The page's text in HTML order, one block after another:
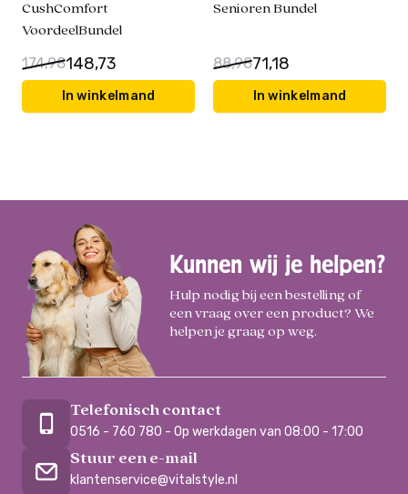
CushComfort
VoordeelBundel
174,98148,73
In winkelmand
Senioren Bundel
88,9871,18
In winkelmand
Kunnen wij je helpen?
Hulp nodig bij een bestelling of
een vraag over een product? We
helpen je graag op weg.
Telefonisch contact
0516 - 760 780 - Op werkdagen van 08:00 - 17:00
Stuur een e-mail
klantenservice@vitalstyle.nl